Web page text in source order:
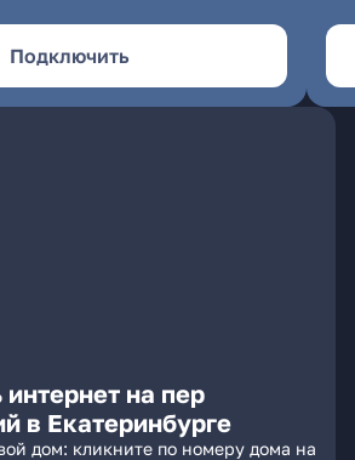
Подключить
на пер
в Екатеринбурге
дом: кликните по номеру дома на